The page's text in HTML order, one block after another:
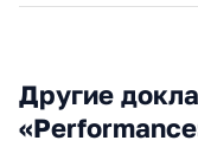
Другие